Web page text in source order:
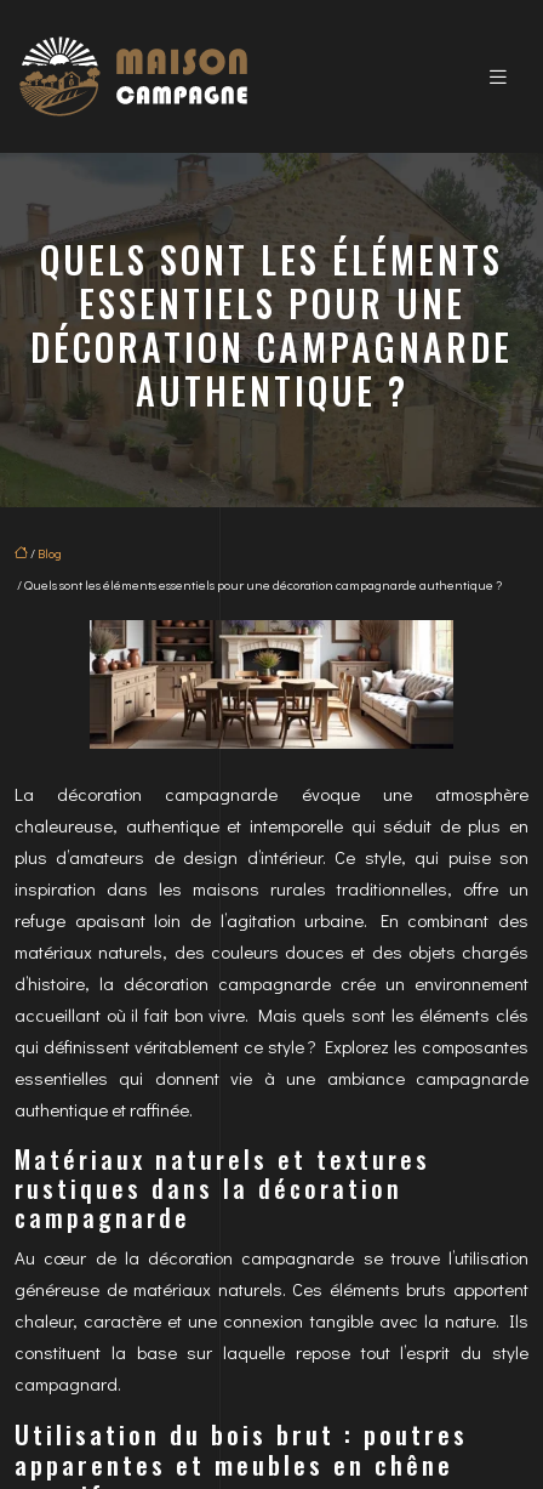
QUELS SONT LES ÉLÉMENTS
ESSENTIELS POUR UNE
DÉCORATION CAMPAGNARDE
AUTHENTIQUE ?
/ Blog
/ Quels sont les éléments essentiels pour une décoration campagnarde authentique ?
La décoration campagnarde évoque une atmosphère
chaleureuse, authentique et intemporelle qui séduit de plus en
plus d’amateurs de design d’intérieur. Ce style, qui puise son
inspiration dans les maisons rurales traditionnelles, offre un
refuge apaisant loin de l’agitation urbaine. En combinant des
matériaux naturels, des couleurs douces et des objets chargés
d’histoire, la décoration campagnarde crée un environnement
accueillant où il fait bon vivre. Mais quels sont les éléments clés
qui définissent véritablement ce style ? Explorez les composantes
essentielles qui donnent vie à une ambiance campagnarde
authentique et raffinée.
Matériaux naturels et textures
rustiques dans la décoration
campagnarde
Au cœur de la décoration campagnarde se trouve l’utilisation
généreuse de matériaux naturels. Ces éléments bruts apportent
chaleur, caractère et une connexion tangible avec la nature. Ils
constituent la base sur laquelle repose tout l’esprit du style
campagnard.
Utilisation du bois brut : poutres
apparentes et meubles en chêne